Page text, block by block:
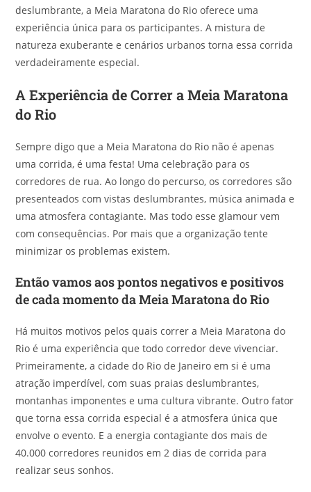
deslumbrante, a Meia Maratona do Rio oferece uma
experiência única para os participantes. A mistura de
natureza exuberante e cenários urbanos torna essa corrida
verdadeiramente especial.
A Experiência de Correr a Meia Maratona
do Rio
Sempre digo que a Meia Maratona do Rio não é apenas
uma corrida, é uma festa! Uma celebração para os
corredores de rua. Ao longo do percurso, os corredores são
presenteados com vistas deslumbrantes, música animada e
uma atmosfera contagiante. Mas todo esse glamour vem
com consequências. Por mais que a organização tente
minimizar os problemas existem.
Então vamos aos pontos negativos e positivos
de cada momento da Meia Maratona do Rio
Há muitos motivos pelos quais correr a Meia Maratona do
Rio é uma experiência que todo corredor deve vivenciar.
Primeiramente, a cidade do Rio de Janeiro em si é uma
atração imperdível, com suas praias deslumbrantes,
montanhas imponentes e uma cultura vibrante. Outro fator
que torna essa corrida especial é a atmosfera única que
envolve o evento. E a energia contagiante dos mais de
40.000 corredores reunidos em 2 dias de corrida para
realizar seus sonhos.